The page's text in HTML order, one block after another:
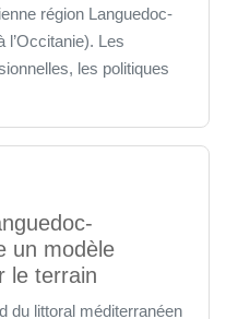
région Languedoc-
l’Occitanie). Les
les politiques
un modèle
le terrain
du littoral méditerranéen